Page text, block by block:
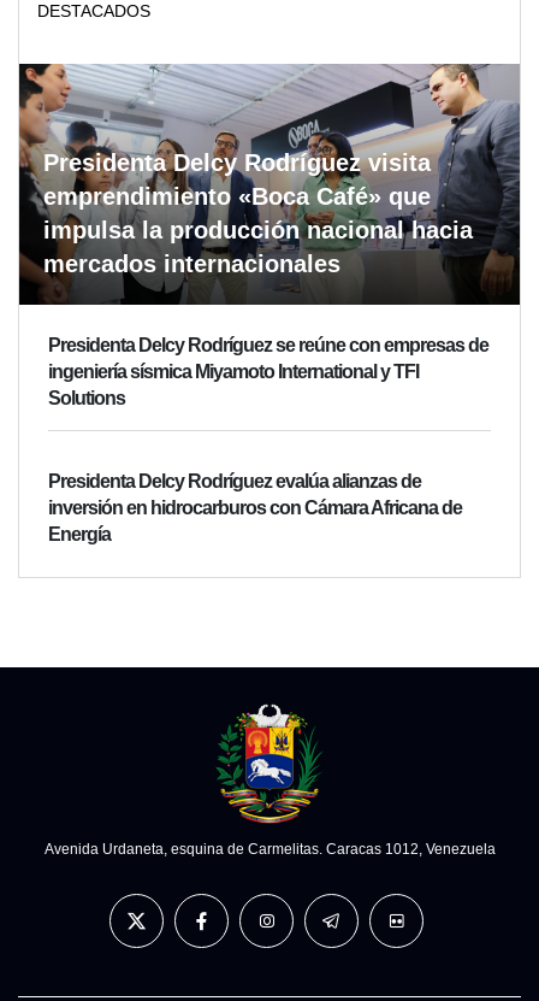
DESTACADOS
Presidenta Delcy Rodríguez visita
emprendimiento «Boca Café» que
impulsa la producción nacional hacia
mercados internacionales
Presidenta Delcy Rodríguez se reúne con empresas de
ingeniería sísmica Miyamoto International y TFI
Solutions
Presidenta Delcy Rodríguez evalúa alianzas de
inversión en hidrocarburos con Cámara Africana de
Energía
Avenida Urdaneta, esquina de Carmelitas. Caracas 1012, Venezuela